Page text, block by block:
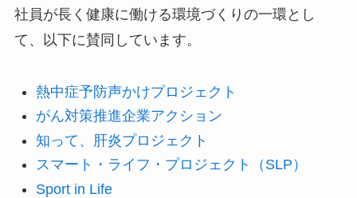
社員が長く健康に働ける環境づくりの一環とし
て、以下に賛同しています。
熱中症予防声かけプロジェクト
がん対策推進企業アクション
知って、肝炎プロジェクト
スマート・ライフ・プロジェクト（SLP）
Sport in Life